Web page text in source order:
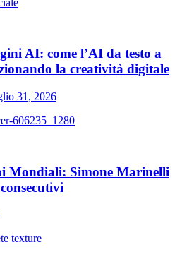
AI: come l’AI da testo a
la creatività digitale
31, 2026
Mondiali: Simone Marinelli